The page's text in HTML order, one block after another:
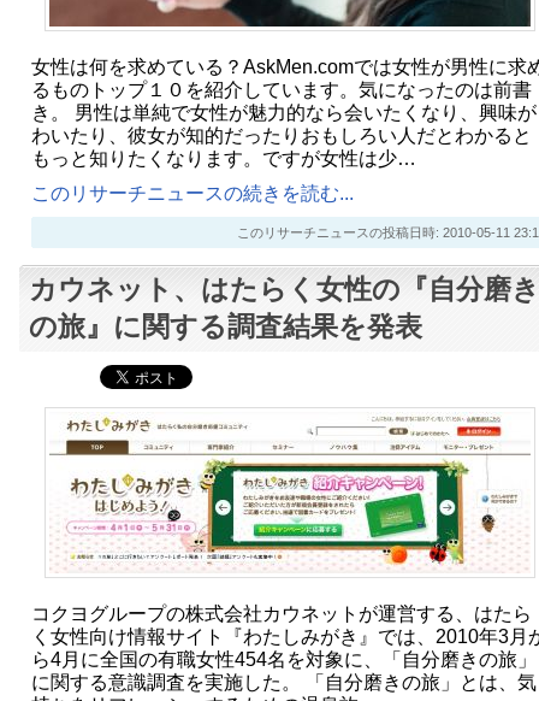
女性は何を求めている？AskMen.comでは女性が男性に求
るものトップ１０を紹介しています。気になったのは前書
き。 男性は単純で女性が魅力的なら会いたくなり、興味が
わいたり、彼女が知的だったりおもしろい人だとわかると
もっと知りたくなります。ですが女性は少…
このリサーチニュースの続きを読む...
このリサーチニュースの投稿日時: 2010-05-11
カウネット、はたらく女性の『自分磨き
の旅』に関する調査結果を発表
コクヨグループの株式会社カウネットが運営する、はたら
く女性向け情報サイト『わたしみがき』では、2010年3月
ら4月に全国の有職女性454名を対象に、「自分磨きの旅」
に関する意識調査を実施した。 「自分磨きの旅」とは、気